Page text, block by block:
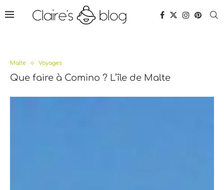
Malte Voyages
Que faire à Comino ? L’île de Malte